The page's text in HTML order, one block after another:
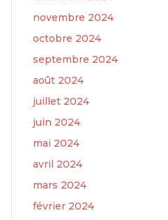
novembre 2024
octobre 2024
septembre 2024
août 2024
juillet 2024
juin 2024
mai 2024
avril 2024
mars 2024
février 2024